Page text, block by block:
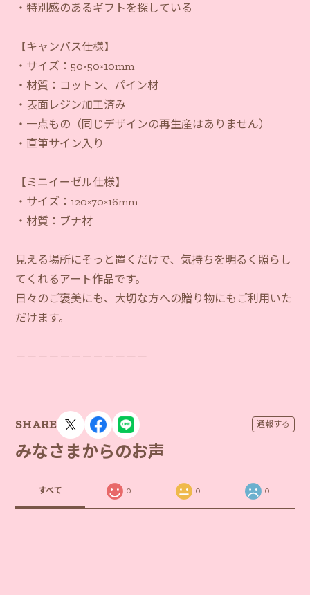
・特別感のあるギフトを探している
【キャンバス仕様】
・サイズ：50×50×10mm
・材質：コットン、パイン材
・表面レジン加工済み
・一点もの（同じデザインの再生産はありません）
・直筆サイン入り
【ミニイーゼル仕様】
・サイズ：120×70×16mm
・材質：ブナ材
見える場所にそっと置くだけで、気持ちを明るく照らし
てくれるアート作品です。
日々のご褒美にも、大切な方への贈り物にもご利用いた
だけます。
－－－－－－－－－－－－
SHARE 通報する
みなさまからのお声
すべて 0 0 0